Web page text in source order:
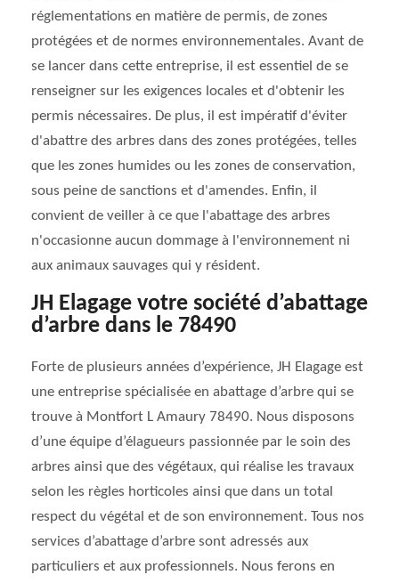
réglementations en matière de permis, de zones
protégées et de normes environnementales. Avant de
se lancer dans cette entreprise, il est essentiel de se
renseigner sur les exigences locales et d'obtenir les
permis nécessaires. De plus, il est impératif d'éviter
d'abattre des arbres dans des zones protégées, telles
que les zones humides ou les zones de conservation,
sous peine de sanctions et d'amendes. Enfin, il
convient de veiller à ce que l'abattage des arbres
n'occasionne aucun dommage à l'environnement ni
aux animaux sauvages qui y résident.
JH Elagage votre société d’abattage
d’arbre dans le 78490
Forte de plusieurs années d’expérience, JH Elagage est
une entreprise spécialisée en abattage d’arbre qui se
trouve à Montfort L Amaury 78490. Nous disposons
d’une équipe d’élagueurs passionnée par le soin des
arbres ainsi que des végétaux, qui réalise les travaux
selon les règles horticoles ainsi que dans un total
respect du végétal et de son environnement. Tous nos
services d’abattage d’arbre sont adressés aux
particuliers et aux professionnels. Nous ferons en